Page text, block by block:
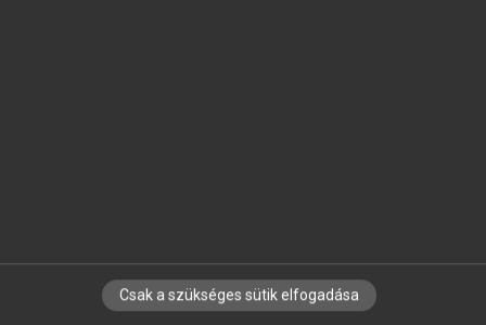
IRATKOZZ FEL HÍRLEVELÜNKRE!
Csak a szükséges sütik elfogadása